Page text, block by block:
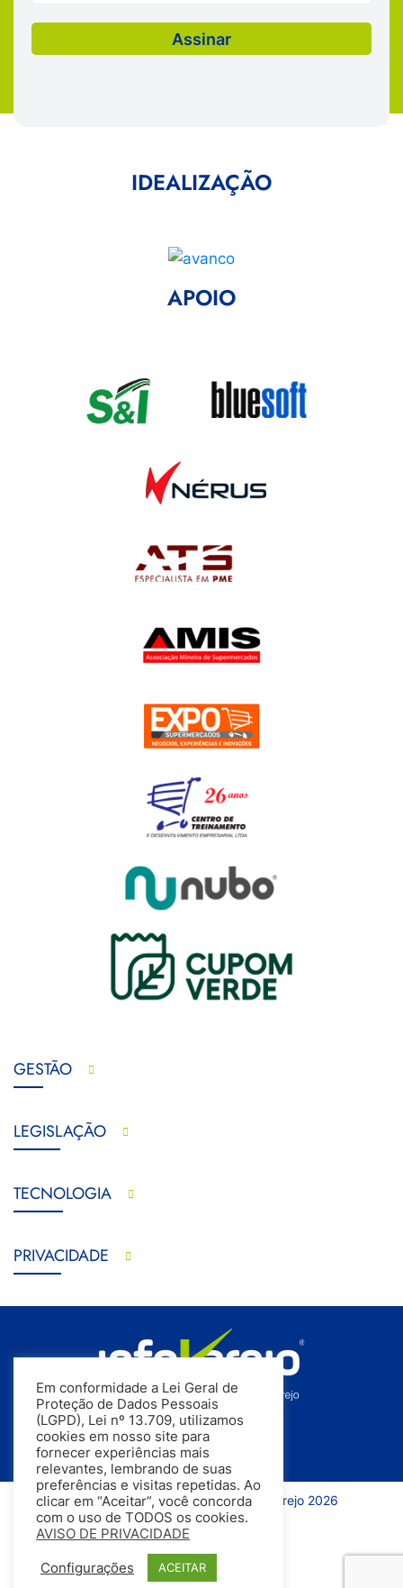
IDEALIZAÇÃO
APOIO
GESTÃO
LEGISLAÇÃO
TECNOLOGIA
PRIVACIDADE
Todos os direitos reservados | InfoVarejo 2026
Em conformidade a Lei Geral de
Proteção de Dados Pessoais
(LGPD), Lei nº 13.709, utilizamos
cookies em nosso site para
fornecer experiências mais
relevantes, lembrando de suas
preferências e visitas repetidas. Ao
clicar em “Aceitar”, você concorda
com o uso de TODOS os cookies.
AVISO DE PRIVACIDADE
Configurações ACEITAR